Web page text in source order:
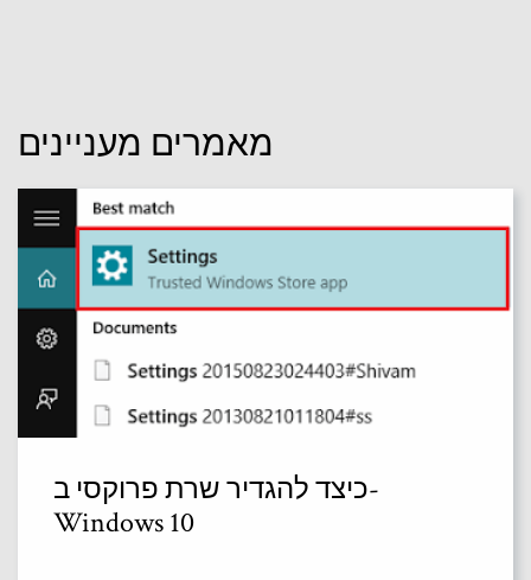
מאמרים מעניינים
כיצד להגדיר שרת פרוקסי ב-
Windows 10